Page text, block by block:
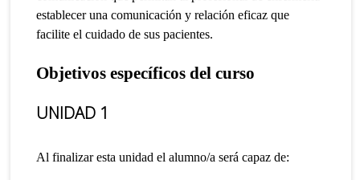
establecer una comunicación y relación eficaz que
facilite el cuidado de sus pacientes.
Objetivos específicos del curso
UNIDAD 1
Al finalizar esta unidad el alumno/a será capaz de: